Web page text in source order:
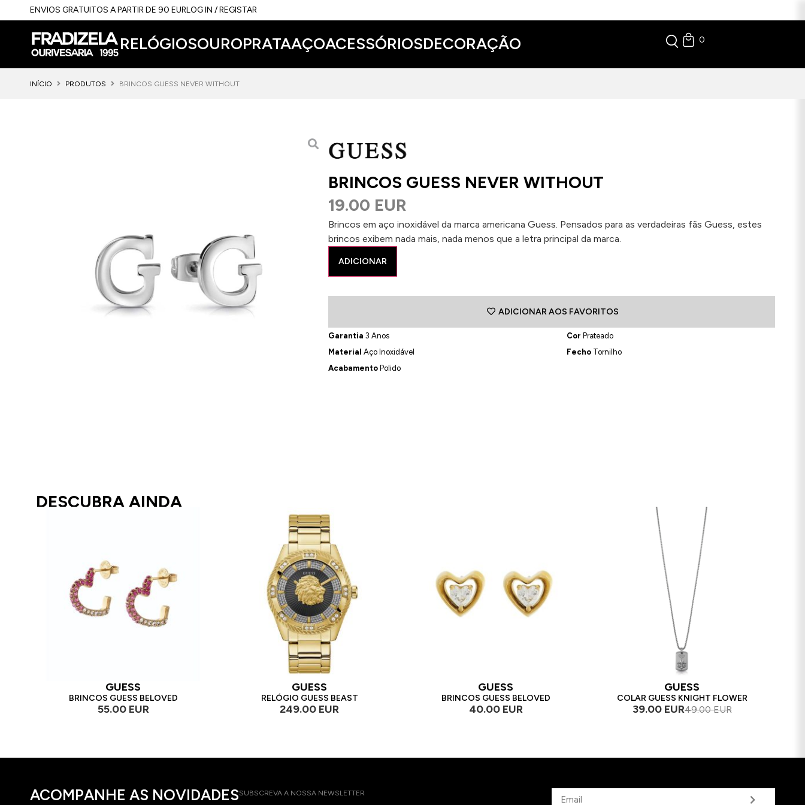
ENVIOS GRATUITOS A PARTIR DE 90 EURLOG IN / REGISTAR
RELÓGIOSOUROPRATAAÇOACESSÓRIOSDECORAÇÃO 0
INÍCIO PRODUTOS BRINCOS GUESS NEVER WITHOUT
BRINCOS GUESS NEVER WITHOUT
19.00 EUR
Brincos em aço inoxidável da marca americana Guess. Pensados para as verdadeiras fãs Guess, estes
brincos exibem nada mais, nada menos que a letra principal da marca.
ADICIONAR
ADICIONAR AOS FAVORITOS
Garantia 3 Anos
Material Aço Inoxidável
AcabamentoPolido
Cor Prateado
FechoTornilho
DESCUBRA AINDA
GUESS
BRINCOS GUESS BELOVED
55.00 EUR
GUESS
RELÓGIO GUESS BEAST
249.00 EUR
GUESS
BRINCOS GUESS BELOVED
40.00 EUR
GUESS
COLAR GUESS KNIGHT FLOWER
39.00 EUR49.00 EUR
ACOMPANHE AS NOVIDADESSUBSCREVA A NOSSA NEWSLETTER